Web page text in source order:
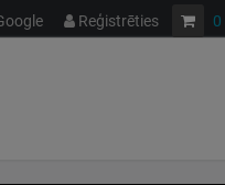
0
Reģistrēties